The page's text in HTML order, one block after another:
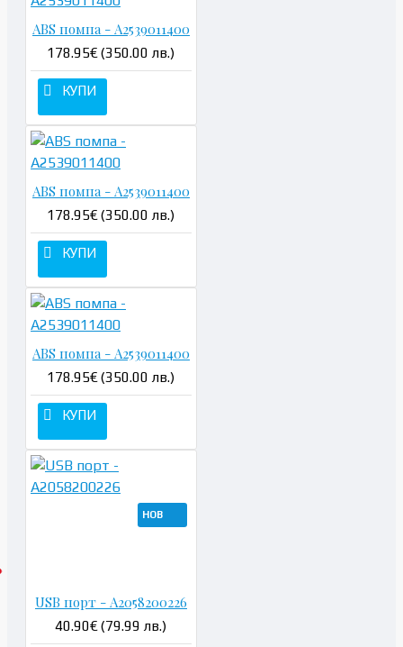
ABS помпа - A2539011400
178.95€ (350.00 лв.)
КУПИ
ABS помпа - A2539011400
178.95€ (350.00 лв.)
КУПИ
ABS помпа - A2539011400
178.95€ (350.00 лв.)
КУПИ
НОВ
USB порт - A2058200226
40.90€ (79.99 лв.)